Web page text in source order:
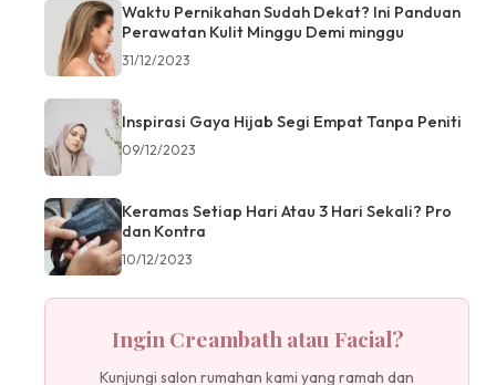
Waktu Pernikahan Sudah Dekat? Ini Panduan
Perawatan Kulit Minggu Demi minggu
31/12/2023
Inspirasi Gaya Hijab Segi Empat Tanpa Peniti
09/12/2023
Keramas Setiap Hari Atau 3 Hari Sekali? Pro
dan Kontra
10/12/2023
Ingin Creambath atau Facial?
Kunjungi salon rumahan kami yang ramah dan